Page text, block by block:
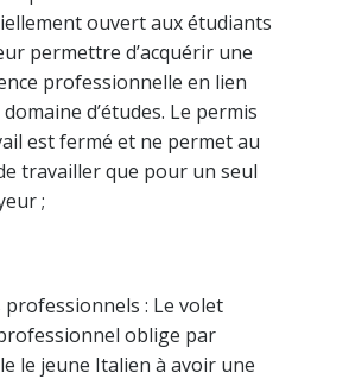
ouvert aux étudiants
permettre d’acquérir une
professionnelle en lien
domaine d’études. Le permis
est fermé et ne permet au
travailler que pour un seul
;
professionnels : Le volet
oblige par
le jeune Italien à avoir une